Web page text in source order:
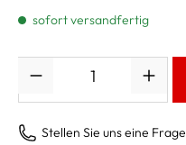
sofort versandfertig
Stellen Sie uns eine Frage